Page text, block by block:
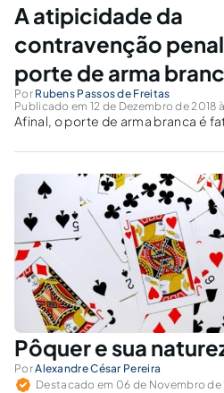
A atipicidade da
contravenção
porte de arma
Por Rubens Passos de Freitas
Publicado em 12 de Dezembro de 2018
Afinal, o porte de arma branca é
Pôquer e sua
PorAlexandre César Pereira
Destacado em 06 de Novembro de